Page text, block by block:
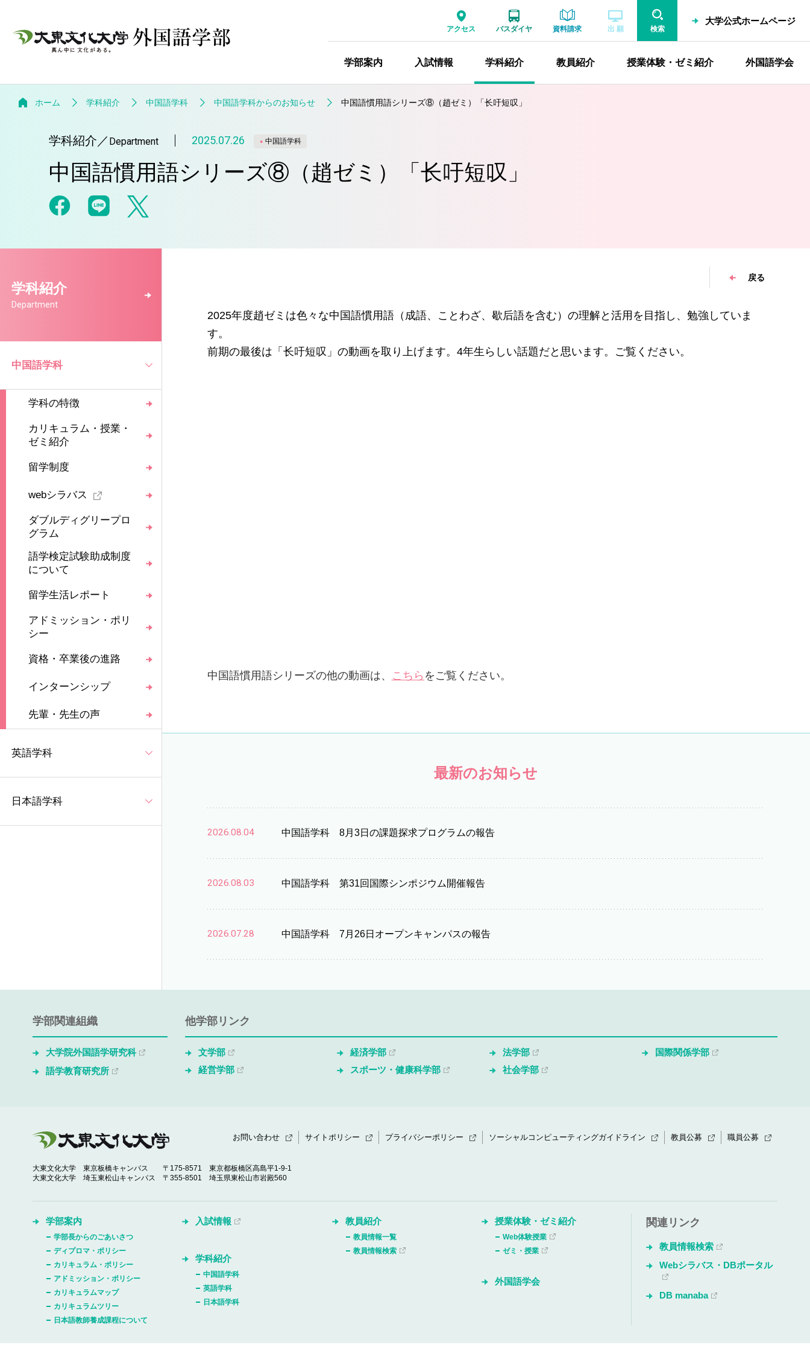
アクセス バスダイヤ 資料請求 出 願 検索
大学公式ホームページ
学部案内 入試情報 学科紹介 教員紹介 授業体験・ゼミ紹介 外国語学会
ホーム 学科紹介 中国語学科 中国語学科からのお知らせ 中国語慣用語シリーズ⑧（趙ゼミ）「长吁短叹」
学科紹介 ／ Department 2025.07.26 中国語学科
中国語慣用語シリーズ⑧（趙ゼミ）「长吁短叹」
学科紹介
Department
中国語学科
学科の特徴
カリキュラム・授業・
ゼミ紹介
留学制度
webシラバス
ダブルディグリープロ
グラム
語学検定試験助成制度
について
留学生活レポート
アドミッション・ポリ
シー
資格・卒業後の進路
インターンシップ
先輩・先生の声
英語学科
日本語学科
戻る
2025年度趙ゼミは色々な中国語慣用語（成語、ことわざ、歇后語を含む）の理解と活用を目指し、勉強していま
す。
前期の最後は「长吁短叹」の動画を取り上げます。4年生らしい話題だと思います。ご覧ください。
中国語慣用語シリーズの他の動画は、 こちら をご覧ください。
最新のお知らせ
2026.08.04 中国語学科 8月3日の課題探求プログラムの報告
2026.08.03 中国語学科 第31回国際シンポジウム開催報告
2026.07.28 中国語学科 7月26日オープンキャンパスの報告
学部関連組織
大学院外国語学研究科
語学教育研究所
他学部リンク
文学部 経済学部 法学部
国際関係学部
経営学部
スポーツ・健康科学部 社会学部
大東文化大学 東京板橋キャンパス
〒175-8571 東京都板橋区高島平1-9-1
大東文化大学 埼玉東松山キャンパス
〒355-8501 埼玉県東松山市岩殿560
お問い合わせ サイトポリシー プライバシーポリシー ソーシャルコンピューティングガイドライン 教員公募 職員公募
学部案内
学部長からのごあいさつ
ディプロマ・ポリシー
カリキュラム・ポリシー
アドミッション・ポリシー
カリキュラムマップ
カリキュラムツリー
日本語教師養成課程について
入試情報
学科紹介
中国語学科
英語学科
日本語学科
教員紹介
教員情報一覧
教員情報検索
授業体験・ゼミ紹介
Web体験授業
ゼミ・授業
外国語学会
関連リンク
教員情報検索
Webシラバス・DBポータル
DB manaba